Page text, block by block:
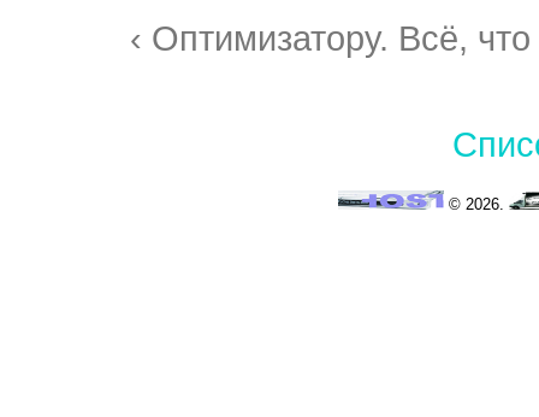
‹ Оптимизатору. Всё,
© 2026.